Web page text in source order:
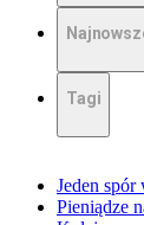
Tagi
Jeden
Pieniądze